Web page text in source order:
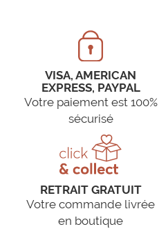
VISA, AMERICAN
EXPRESS, PAYPAL
Votre paiement est 100%
sécurisé
RETRAIT GRATUIT
Votre commande livrée
en boutique